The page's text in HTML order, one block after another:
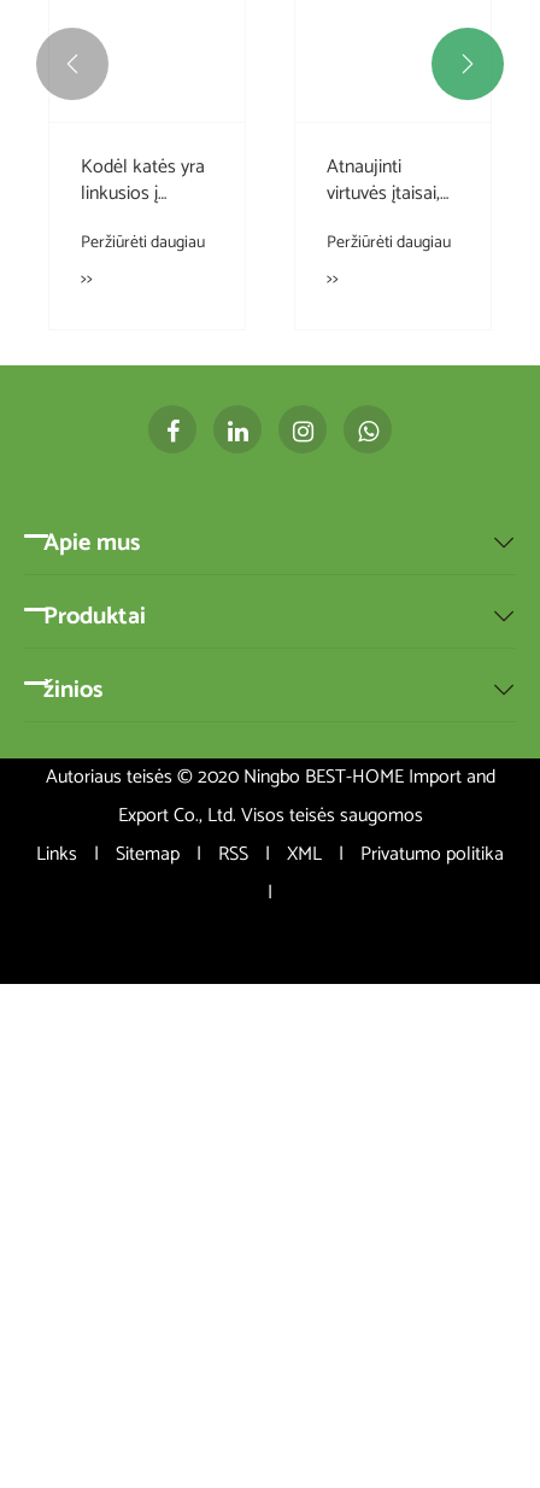
Kodėl katės yra
linkusios į
Peržiūrėti daugiau
>>
Atnaujinti
virtuvės įtaisai,
gaminimas būtų
sklandus
Peržiūrėti daugiau
>>
 
Apie mus 
Produktai 
žinios 
Autoriaus teisės © 2020 Ningbo BEST-HOME Import and
Export Co., Ltd. Visos teisės saugomos
Links | Sitemap | RSS | XML | Privatumo politika
|